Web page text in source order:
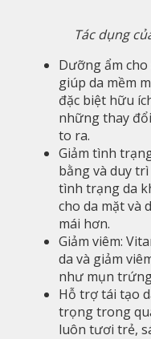
Tác dụng
Dưỡng ẩm cho
giúp da mềm
đặc biệt hữu
những thay
to ra.
Giảm tình
bằng và duy
tình trạng da
cho da mặt và
mái hơn.
Giảm viêm:
da và giảm
như mụn
Hỗ trợ tái tạo
trọng trong
luôn tươi trẻ,